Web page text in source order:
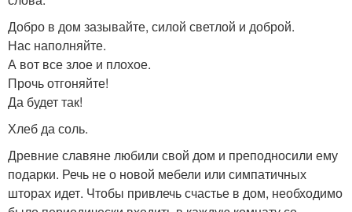
Добро в дом зазывайте, силой светлой и доброй.
Нас наполняйте.
А вот все злое и плохое.
Прочь отгоняйте!
Да будет так!
Хлеб да соль.
Древние славяне любили свой дом и преподносили ему
подарки. Речь не о новой мебели или симпатичных
шторах идет. Чтобы привлечь счастье в дом, необходимо